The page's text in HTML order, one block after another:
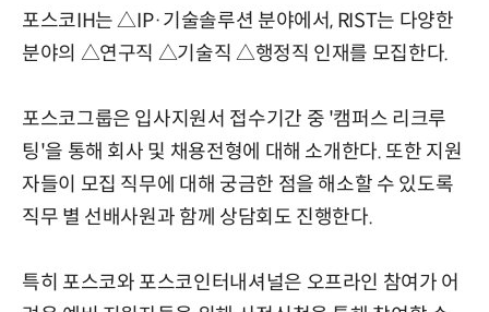
포스코IH는 △IP·기술솔루션 분야에서, RIST는 다양한
분야의 △연구직 △기술직 △행정직 인재를 모집한다.
포스코그룹은 입사지원서 접수기간 중 '캠퍼스 리크루
팅'을 통해 회사 및 채용전형에 대해 소개한다. 또한 지원
자들이 모집 직무에 대해 궁금한 점을 해소할 수 있도록
직무 별 선배사원과 함께 상담회도 진행한다.
특히 포스코와 포스코인터내셔널은 오프라인 참여가 어